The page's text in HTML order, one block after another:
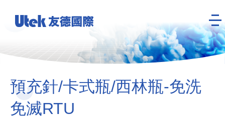
預充針/卡式瓶/西林瓶-免洗
免滅RTU